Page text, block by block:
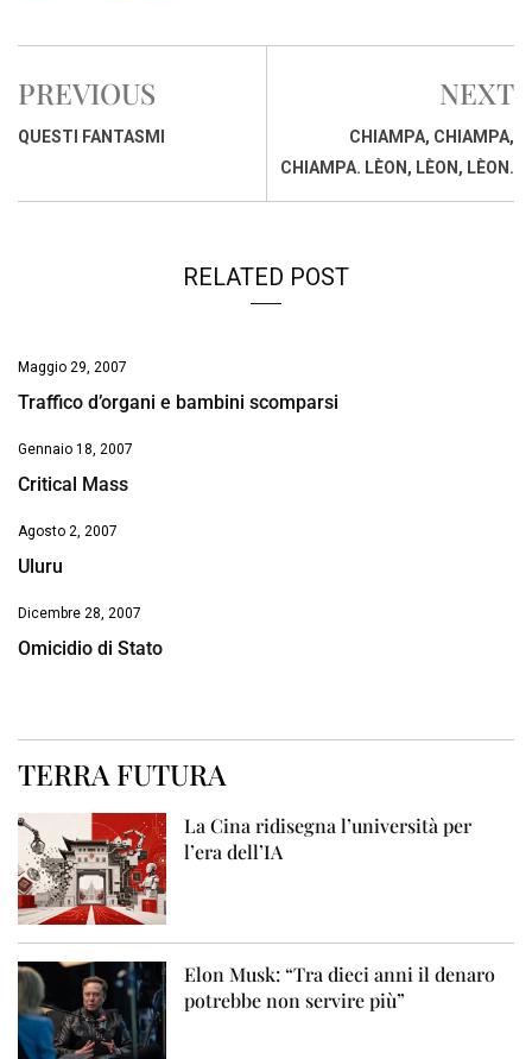
c
b
o
a
s
A
n
r
a
p
n
i
PREVIOUS
QUESTI FANTASMI
NEXT
CHIAMPA, CHIAMPA,
CHIAMPA. LÈON, LÈON, LÈON.
RELATED POST
Maggio 29, 2007
Traffico d’organi e bambini scomparsi
Gennaio 18, 2007
Critical Mass
Agosto 2, 2007
Uluru
Dicembre 28, 2007
Omicidio di Stato
TERRA FUTURA
La Cina ridisegna l’università per
l’era dell’IA
Elon Musk: “Tra dieci anni il denaro
potrebbe non servire più”